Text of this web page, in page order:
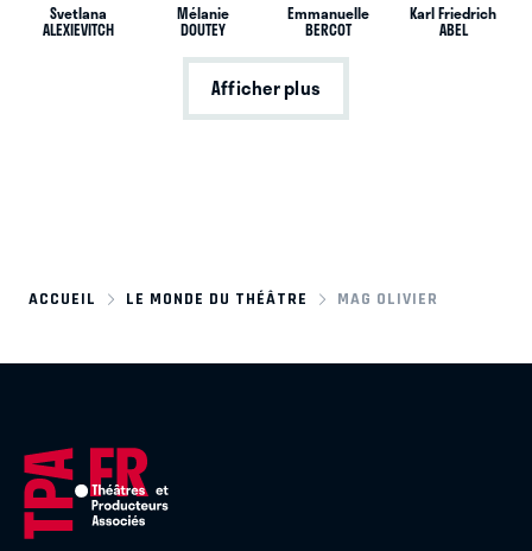
Svetlana
ALEXIEVITCH
Mélanie
DOUTEY
Emmanuelle
BERCOT
Karl Friedrich
ABEL
Afficher plus
ACCUEIL LE MONDE DU THÉÂTRE MAG OLIVIER